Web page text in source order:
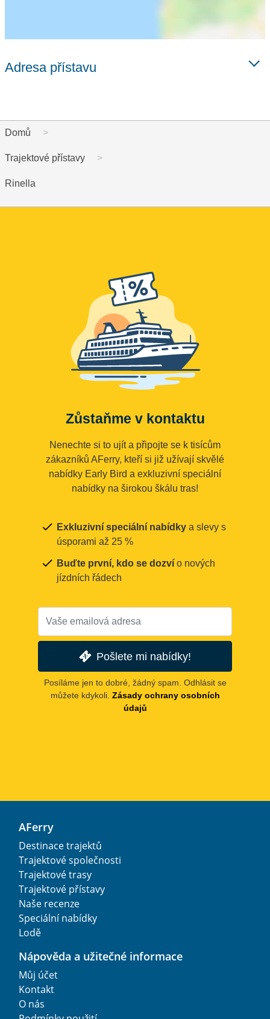
Adresa přístavu
Domů
Trajektové přístavy
Rinella
Zůstaňme v kontaktu
Nenechte si to ujít a připojte se k tisícům
zákazníků AFerry, kteří si již užívají skvělé
nabídky Early Bird a exkluzivní speciální
nabídky na širokou škálu tras!
Exkluzivní speciální nabídky a slevy s
úsporami až 25 %
Buďte první, kdo se dozví o nových
jízdních řádech
Pošlete mi nabídky!
Posíláme jen to dobré, žádný spam. Odhlásit se
můžete kdykoli. Zásady ochrany osobních
údajů
AFerry
Destinace trajektů
Trajektové společnosti
Trajektové trasy
Trajektové přístavy
Naše recenze
Speciální nabídky
Lodě
Nápověda a užitečné informace
Můj účet
Kontakt
O nás